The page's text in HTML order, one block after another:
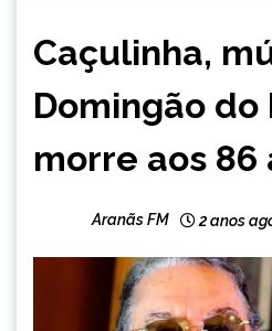
Caçulinha,
Domingão do
morre aos 86
Aranãs FM 2 anos